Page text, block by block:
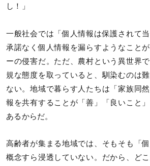
し！」
一般社会では「個人情報は保護されて
承諾なく個人情報を漏らすようなこと
ーの侵害だ。ただ、農村という異世界
規な態度を取っていると、馴染むのは
ない。地域で暮らす人たちは「家族同
報を共有することが「善」「良いこと
あるからだ。
高齢者が集まる地域では、そもそも「
概念すら浸透していない。だから、ど